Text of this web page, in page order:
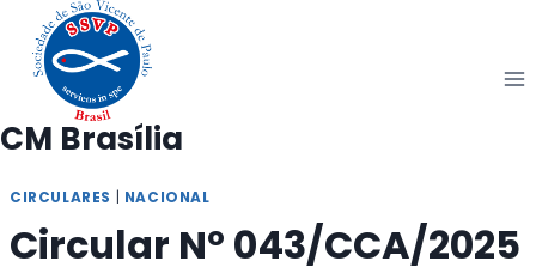
Pular
para
Conteúdo
CM Brasília
CIRCULARES NACIONAL
Circular Nº 043/CCA/2025